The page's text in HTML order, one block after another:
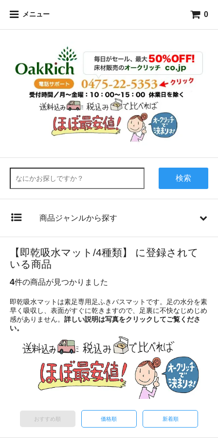
メニュー 0
検索
商品ジャンルから探す
【即乾吸水マット/4種類】 に登録されて
いる商品
4件の商品が見つかりました
即乾吸水マットは素足専用足ふきバスマットです。足の水分を素
早く吸収し、表面がすぐに乾きますので、足裏に不快なじめじめ
感がありません。 詳しい説明は写真をクリックしてご覧くださ
い。
おすすめ順 価格順 新着順